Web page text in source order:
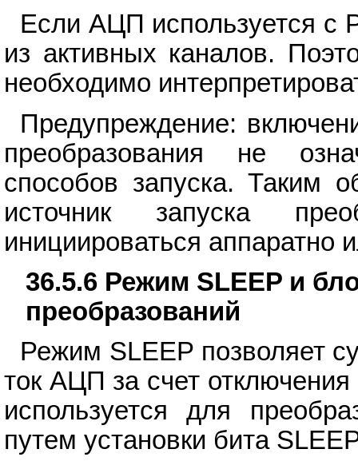
Если АЦП используется с
из активных каналов.
необходимо
Предупреждение:
преобразования не
способов запуска. Таким
источник запуска
инициироваться аппаратно
36.5.6 Режим SLEEP и
преобразований
Режим SLEEP позволяет
ток АЦП за счет
используется для
путем установки бита